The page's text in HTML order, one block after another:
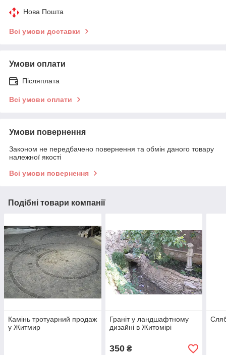
Нова Пошта
Всі умови доставки
Умови оплати
Післяплата
Всі умови оплати
Умови повернення
Законом не передбачено повернення та обмін даного товару
належної якості
Всі умови повернення
Подібні товари компанії
Камінь тротуарний продаж
у Житмир
Граніт у ландшафтному
дизайні в Житомірі
350₴